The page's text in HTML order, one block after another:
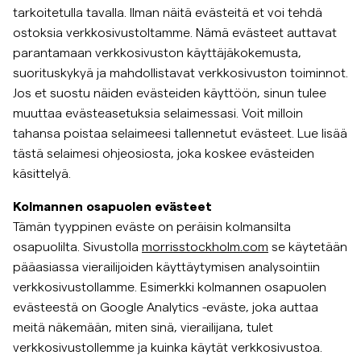
tarkoitetulla tavalla. Ilman näitä evästeitä et voi tehdä
ostoksia verkkosivustoltamme. Nämä evästeet auttavat
parantamaan verkkosivuston käyttäjäkokemusta,
suorituskykyä ja mahdollistavat verkkosivuston toiminnot.
Jos et suostu näiden evästeiden käyttöön, sinun tulee
muuttaa evästeasetuksia selaimessasi. Voit milloin
tahansa poistaa selaimeesi tallennetut evästeet. Lue lisää
tästä selaimesi ohjeosiosta, joka koskee evästeiden
käsittelyä.
Kolmannen osapuolen evästeet
Tämän tyyppinen eväste on peräisin kolmansilta
osapuolilta. Sivustolla morrisstockholm.com se käytetään
pääasiassa vierailijoiden käyttäytymisen analysointiin
verkkosivustollamme. Esimerkki kolmannen osapuolen
evästeestä on Google Analytics -eväste, joka auttaa
meitä näkemään, miten sinä, vierailijana, tulet
verkkosivustollemme ja kuinka käytät verkkosivustoa.